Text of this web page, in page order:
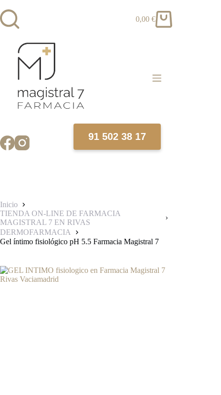
al
contenido
Carro
0,00€
91 502 38 17
Inicio
TIENDA ON-LINE DE FARMACIA
MAGISTRAL 7 EN RIVAS
DERMOFARMACIA
Gel íntimo fisiológico pH 5.5 Farmacia Magistral 7